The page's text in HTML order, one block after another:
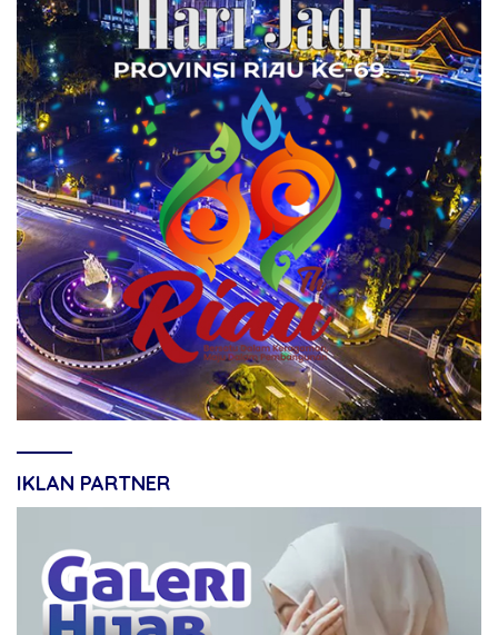
IKLAN PARTNER